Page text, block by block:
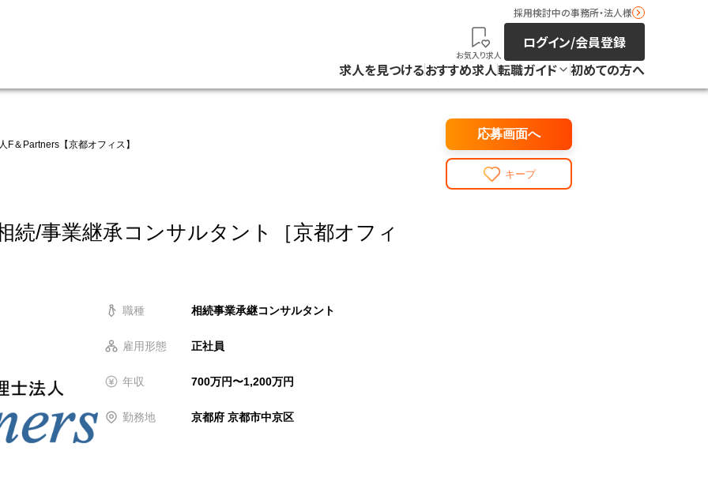
採用検討中の事務所・法人様
お気入り求人
ログイン/会員登録
求人を見つけるおすすめ求人転職ガイド 初めての方へ
F＆Partners【京都オフィス】
続/事業継承コンサルタント［京都オフィ
職種 相続事業承継コンサルタント
雇用形態 正社員
年収 700万円〜1,200万円
勤務地 京都府 京都市中京区
キープ
応募画面へ